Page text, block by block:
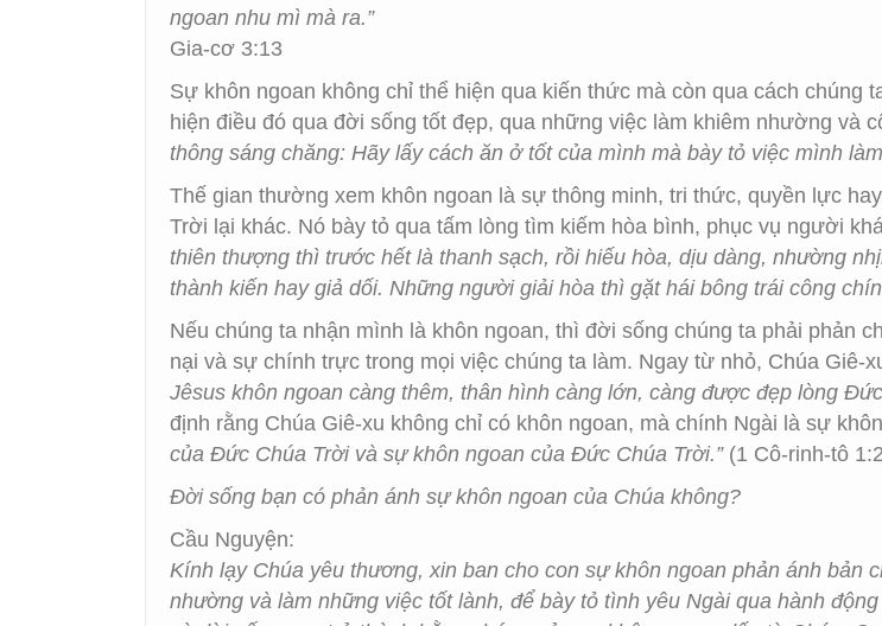
ngoan nhu mì mà ra.”
Gia-cơ 3:13
Sự khôn ngoan không chỉ thể hiện qua kiến thức mà còn qua cách
hiện điều đó qua đời sống tốt đẹp, qua những việc làm khiêm nhường và
thông sáng chăng: Hãy lấy cách ăn ở tốt của mình mà bày tỏ việc mình
Thế gian thường xem khôn ngoan là sự thông minh, tri thức, quyền lực
Trời lại khác. Nó bày tỏ qua tấm lòng tìm kiếm hòa bình, phục vụ người
thiên thượng thì trước hết là thanh sạch, rồi hiếu hòa, dịu dàng, nhường
thành kiến hay giả dối. Những người giải hòa thì gặt hái bông trái công
Nếu chúng ta nhận mình là khôn ngoan, thì đời sống chúng ta phải phản
nại và sự chính trực trong mọi việc chúng ta làm. Ngay từ nhỏ, Chúa Giê-
Jêsus khôn ngoan càng thêm, thân hình càng lớn, càng được đẹp lòng
định rằng Chúa Giê-xu không chỉ có khôn ngoan, mà chính Ngài là sự
của Đức Chúa Trời và sự khôn ngoan của Đức Chúa Trời.”(1 Cô-rinh-tô
Đời sống bạn có phản ánh sự khôn ngoan của Chúa không?
Cầu Nguyện:
Kính lạy Chúa yêu thương, xin ban cho con sự khôn ngoan phản ánh bản
nhường và làm những việc tốt lành, để bày tỏ tình yêu Ngài qua hành